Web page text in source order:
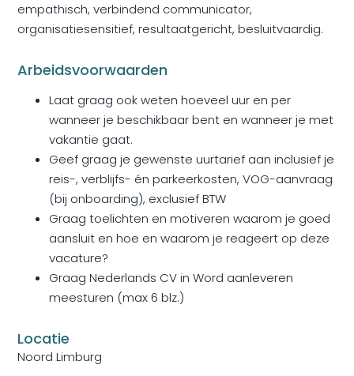
empathisch, verbindend communicator,
organisatiesensitief, resultaatgericht, besluitvaardig.
Arbeidsvoorwaarden
Laat graag ook weten hoeveel uur en per
wanneer je beschikbaar bent en wanneer je met
vakantie gaat.
Geef graag je gewenste uurtarief aan inclusief je
reis-, verblijfs- én parkeerkosten, VOG-aanvraag
(bij onboarding), exclusief BTW
Graag toelichten en motiveren waarom je goed
aansluit en hoe en waarom je reageert op deze
vacature?
Graag Nederlands CV in Word aanleveren
meesturen (max 6 blz.)
Locatie
Noord Limburg